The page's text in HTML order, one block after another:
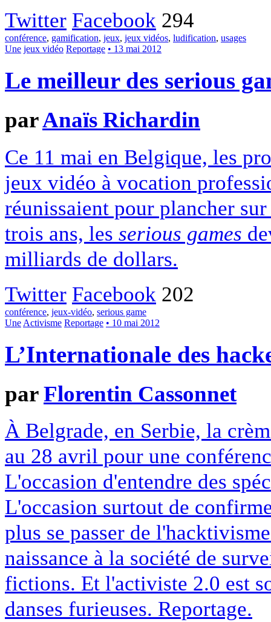
Twitter Facebook 294
conférence, gamification, jeux, jeux vidéos, ludification, usages
Une jeux vidéo Reportage • 13 mai 2012
Le meilleur des serious
parAnaïs Richardin
Ce 11 mai en Belgique, les
jeux vidéo à vocation
réunissaient pour plancher
trois ans, les serious games
milliards de dollars.
Twitter Facebook 202
conférence, jeux-vidéo, serious game
Une Activisme Reportage • 10 mai 2012
L’Internationale des
parFlorentin Cassonnet
À Belgrade, en Serbie, la
au 28 avril pour une
L'occasion d'entendre des
L'occasion surtout de
plus se passer de
naissance à la société de
fictions. Et l'activiste 2.0 est
danses furieuses. Reportage.